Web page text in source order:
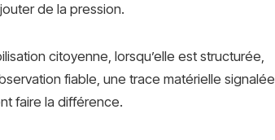
de la pression.
citoyenne, lorsqu’elle est structurée,
fiable, une trace matérielle signalée
faire la différence.